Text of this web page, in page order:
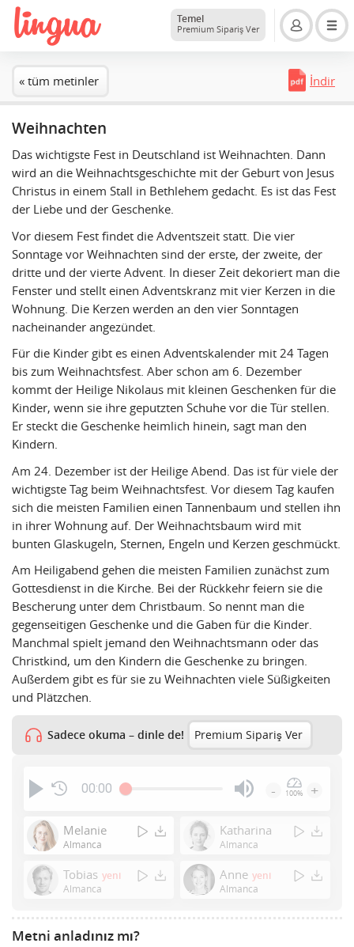
Temel
Premium Sipariş Ver
« tüm metinler İndir
Weihnachten
Das wichtigste Fest in Deutschland ist Weihnachten. Dann
wird an die Weihnachtsgeschichte mit der Geburt von Jesus
Christus in einem Stall in Bethlehem gedacht. Es ist das Fest
der Liebe und der Geschenke.
Vor diesem Fest findet die Adventszeit statt. Die vier
Sonntage vor Weihnachten sind der erste, der zweite, der
dritte und der vierte Advent. In dieser Zeit dekoriert man die
Fenster und stellt einen Adventskranz mit vier Kerzen in die
Wohnung. Die Kerzen werden an den vier Sonntagen
nacheinander angezündet.
Für die Kinder gibt es einen Adventskalender mit 24 Tagen
bis zum Weihnachtsfest. Aber schon am 6. Dezember
kommt der Heilige Nikolaus mit kleinen Geschenken für die
Kinder, wenn sie ihre geputzten Schuhe vor die Tür stellen.
Er steckt die Geschenke heimlich hinein, sagt man den
Kindern.
Am 24. Dezember ist der Heilige Abend. Das ist für viele der
wichtigste Tag beim Weihnachtsfest. Vor diesem Tag kaufen
sich die meisten Familien einen Tannenbaum und stellen ihn
in ihrer Wohnung auf. Der Weihnachtsbaum wird mit
bunten Glaskugeln, Sternen, Engeln und Kerzen geschmückt.
Am Heiligabend gehen die meisten Familien zunächst zum
Gottesdienst in die Kirche. Bei der Rückkehr feiern sie die
Bescherung unter dem Christbaum. So nennt man die
gegenseitigen Geschenke und die Gaben für die Kinder.
Manchmal spielt jemand den Weihnachtsmann oder das
Christkind, um den Kindern die Geschenke zu bringen.
Außerdem gibt es für sie zu Weihnachten viele Süßigkeiten
und Plätzchen.
Sadece okuma – dinle de! Premium Sipariş Ver
00:00
Enter
or
to
show
- 100% +
Melanie
Almanca
Katharina
Almanca
Tobias yeni
Almanca
Anne yeni
Almanca
Metni anladınız mı?